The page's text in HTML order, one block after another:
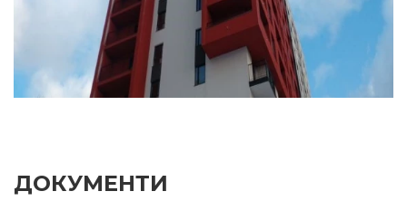
ДОКУМЕНТИ